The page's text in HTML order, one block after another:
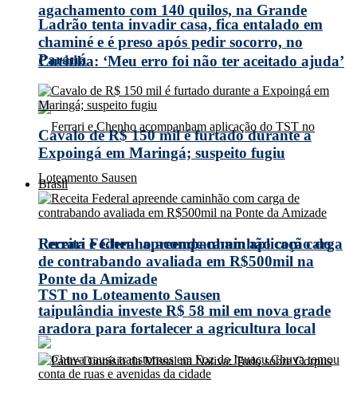
agachamento com 140 quilos, na Grande
Curitiba: ‘Meu erro foi não ter aceitado ajuda’
Ferrari e Chenho acompanham aplicação do
TST no Loteamento Sausen
Ladrão tenta invadir casa, fica entalado em
chaminé e é preso após pedir socorro, no
Paraná
Cavalo de R$ 150 mil é furtado durante a
Expoingá em Maringá; suspeito fugiu
Brasil
Receita Federal apreende caminhão com carga
de contrabando avaliada em R$500mil na
Ponte da Amizade
taipulândia investe R$ 58 mil em nova grade
aradora para fortalecer a agricultura local